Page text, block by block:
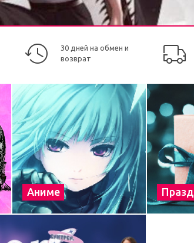
30 дней на обмен и
возврат
Аниме